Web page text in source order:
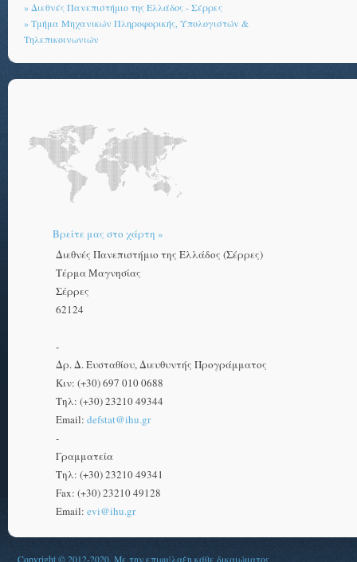
» Διεθνές Πανεπιστήμιο της Ελλάδος - Σέρρες
» Τμήμα Μηχανικών Πληροφορικής, Υπολογιστών &
Τηλεπικοινωνιών
Βρείτε μας στο χάρτη »
Διεθνές Πανεπιστήμιο της Ελλάδος (Σέρρες)
Τέρμα Μαγνησίας
Σέρρες
62124
-
Δρ. Δ. Ευσταθίου, Διευθυντής Προγράμματος
Κιν: (+30) 697 010 0688
Τηλ: (+30) 23210 49344
Email: defstat@ihu.gr
-
Γραμματεία
Τηλ: (+30) 23210 49341
Fax: (+30) 23210 49128
Email: evi@ihu.gr
Copyright © 2012-2020. Με την επιφύλαξη κάθε δικαιώματος